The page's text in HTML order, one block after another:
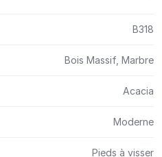
B318
Bois Massif, Marbre
Acacia
Moderne
Pieds à visser